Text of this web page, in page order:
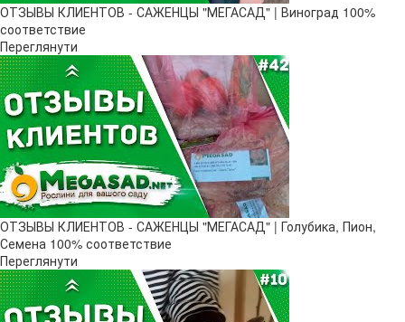
ОТЗЫВЫ КЛИЕНТОВ - САЖЕНЦЫ "МЕГАСАД" | Виноград 100%
соответствие
Переглянути
ОТЗЫВЫ КЛИЕНТОВ - САЖЕНЦЫ "МЕГАСАД" | Голубика, Пион,
Семена 100% соответствие
Переглянути